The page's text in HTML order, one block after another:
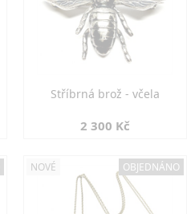
Stříbrná brož - včela
2 300 Kč
NOVÉ OBJEDNÁNO